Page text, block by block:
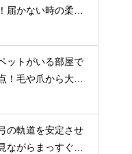
届かない時の柔軟
ットがいる部屋で
！毛や爪から大切
の軌道を安定させ
ながらまっすぐ弾